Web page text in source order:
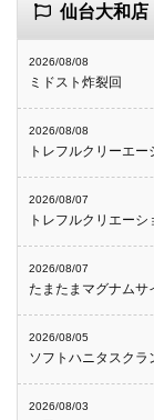
仙台大和
2026/08/08
ミドスト炸裂回
2026/08/08
トレフルクリーエ
2026/08/07
トレフルクリエー
2026/08/07
たまたまマグナムサ
2026/08/05
ソフトハニタスクラ
2026/08/03